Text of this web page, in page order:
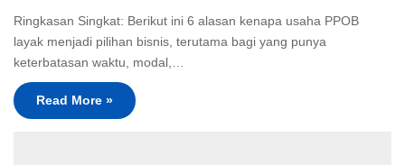
Ringkasan Singkat: Berikut ini 6 alasan kenapa usaha PPOB
layak menjadi pilihan bisnis, terutama bagi yang punya
keterbatasan waktu, modal,…
Read More »